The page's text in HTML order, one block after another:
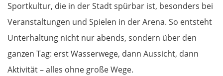
Sportkultur, die in der Stadt spürbar ist, besonders bei
Veranstaltungen und Spielen in der Arena. So entsteht
Unterhaltung nicht nur abends, sondern über den
ganzen Tag: erst Wasserwege, dann Aussicht, dann
Aktivität – alles ohne große Wege.
Guadarrama
Madrid
Guadalajara